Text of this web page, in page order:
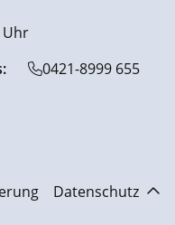
Uhr
0421-8999 655
Datenschutz